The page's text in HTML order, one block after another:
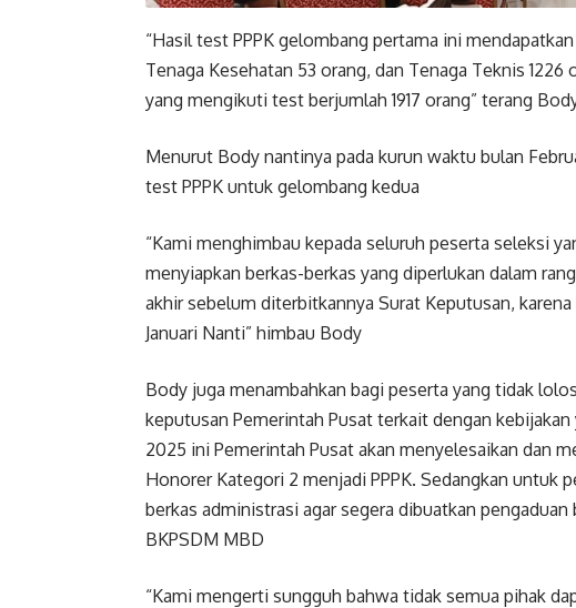
“Hasil test PPPK gelombang pertama ini
Tenaga Kesehatan 53 orang, dan Tenaga Teknis
yang mengikuti test berjumlah 1917 orang” terang
Menurut Body nantinya pada kurun waktu bulan
test PPPK untuk gelombang kedua
“Kami menghimbau kepada seluruh peserta seleksi
menyiapkan berkas-berkas yang diperlukan dalam
akhir sebelum diterbitkannya Surat Keputusan,
Januari Nanti” himbau Body
Body juga menambahkan bagi peserta yang tidak
keputusan Pemerintah Pusat terkait dengan
2025 ini Pemerintah Pusat akan menyelesaikan dan
Honorer Kategori 2 menjadi PPPK. Sedangkan untuk
berkas administrasi agar segera dibuatkan
BKPSDM MBD
“Kami mengerti sungguh bahwa tidak semua pihak